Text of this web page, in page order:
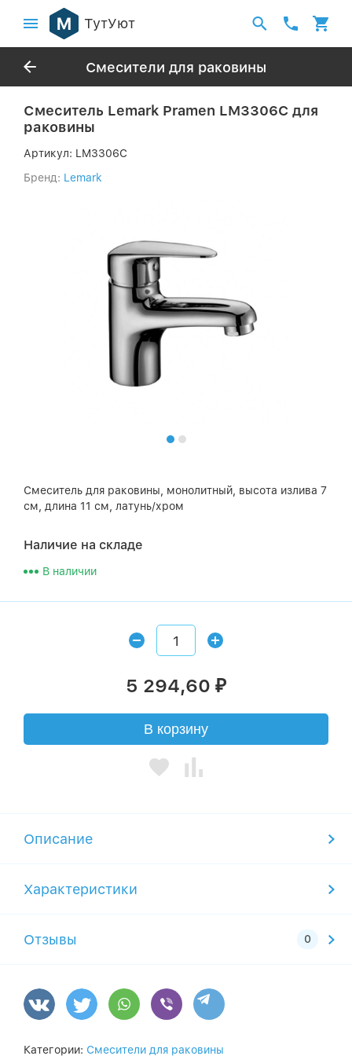
ТутУют
Смесители для раковины
Смеситель Lemark Pramen LM3306C для
раковины
Артикул: LM3306C
Бренд: Lemark
Смеситель для раковины, монолитный, высота излива 7
см, длина 11 см, латунь/хром
Наличие на складе
В наличии
5 294,60 ₽
В корзину
Описание
Характеристики
Отзывы
Категории: Смесители для раковины